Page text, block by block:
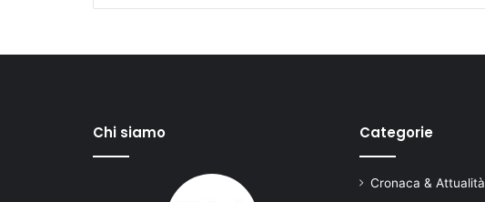
Chi siamo Categorie
Cronaca & Attualità